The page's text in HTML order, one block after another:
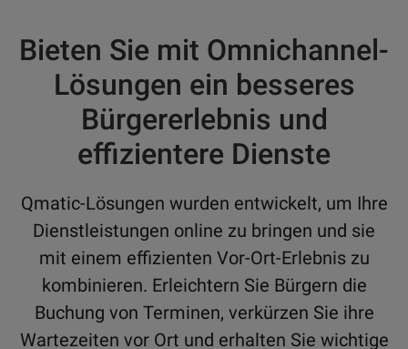
Bieten Sie mit Omnichannel-
Lösungen ein besseres
Bürgererlebnis und
effizientere Dienste
Qmatic-Lösungen wurden entwickelt, um Ihre
Dienstleistungen online zu bringen und sie
mit einem effizienten Vor-Ort-Erlebnis zu
kombinieren. Erleichtern Sie Bürgern die
Buchung von Terminen, verkürzen Sie ihre
Wartezeiten vor Ort und erhalten Sie wichtige